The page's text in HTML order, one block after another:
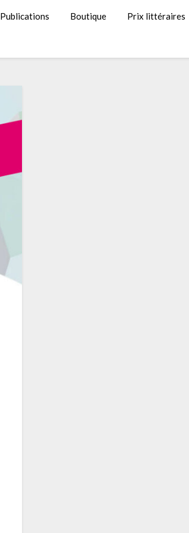
Publications Boutique Prix littéraires